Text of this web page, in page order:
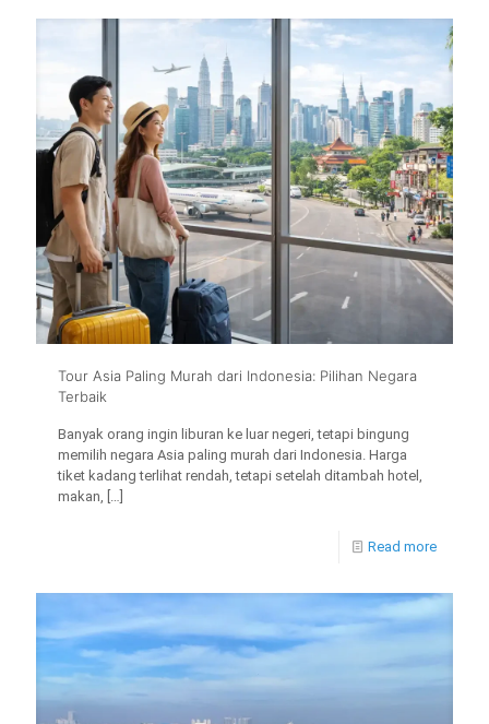
Tour Asia Paling Murah dari Indonesia: Pilihan Negara
Terbaik
Banyak orang ingin liburan ke luar negeri, tetapi bingung
memilih negara Asia paling murah dari Indonesia. Harga
tiket kadang terlihat rendah, tetapi setelah ditambah hotel,
makan, […]
Read more